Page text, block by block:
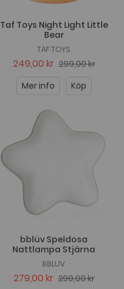
Taf Toys Night Light Little
Bear
TAF TOYS
249,00 kr 299,00 kr
Mer info
Köp
bblüv Speldosa
Nattlampa Stjärna
BBLUV
279,00 kr 299,00 kr